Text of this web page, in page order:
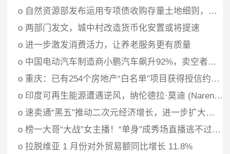
o 自然资源部发布运用专项债收购存量土地细则，这些要点值得关注！
o 两部门发文，城中村改造货币化安置或将提速
o 进一步激发消费活力，让养老服务更有质量
o 中国电动汽车制造商小鹏汽车飙升92%，卖空者纷纷涌入
o 重庆：已有254个房地产“白名单”项目获得授信约688亿元
o 印度可再生能源遭遇逆风，纳伦德拉·莫迪 (Narendra Modi) 的绿色梦想岌岌可危
o 速卖通“黑五”推动二次元经济增长，进一步扩大手办和潮玩海外市场
o 榜一大哥“大战”女主播！“单身”成秀场直播逃不过的劫
o 拉脱维亚 1 月份对外贸易额同比增长 11.8%